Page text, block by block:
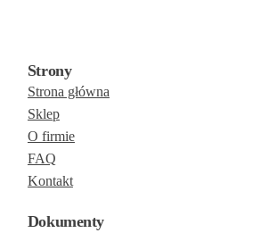
Strony
Strona główna
Sklep
O firmie
FAQ
Kontakt
Dokumenty